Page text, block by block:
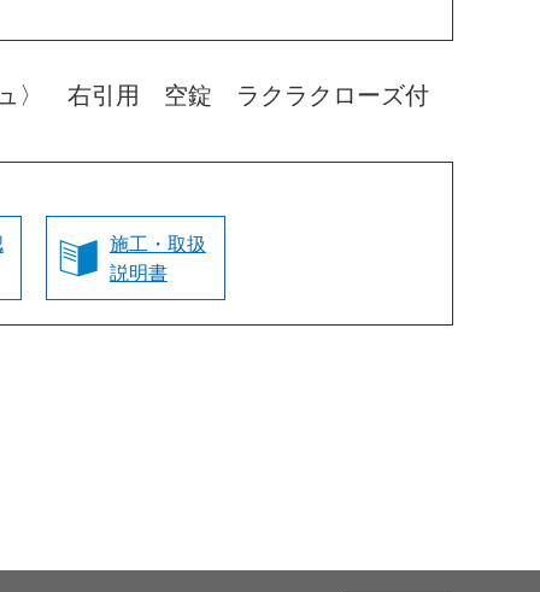
〉 右引用 空錠 ラクラクローズ付
施工・取扱
説明書